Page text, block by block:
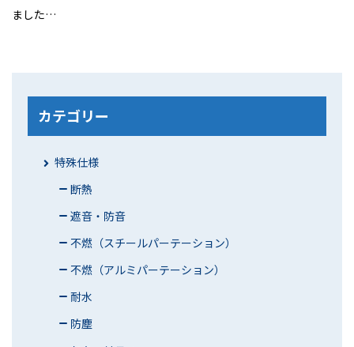
カテゴリー
特殊仕様
断熱
遮音・防音
不燃（スチールパーテーション）
不燃（アルミパーテーション）
耐水
防塵
ました…